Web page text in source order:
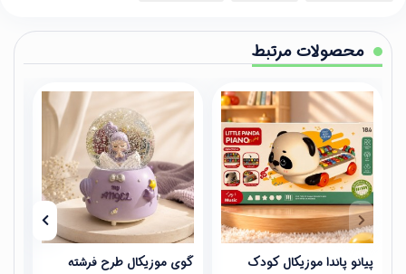
محصولات مرتبط
پیانو پاندا موزیکال کودک گوی موزیکال طرح فرشته